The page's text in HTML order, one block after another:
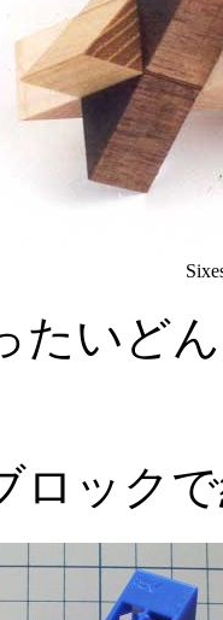
いど
ック